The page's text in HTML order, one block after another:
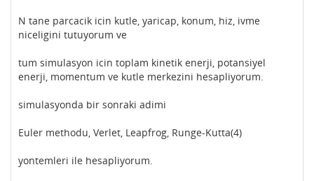
N tane parcacik icin kutle, yaricap, konum, hiz, ivme
niceligini tutuyorum ve
tum simulasyon icin toplam kinetik enerji, potansiyel
enerji, momentum ve kutle merkezini hesapliyorum.
simulasyonda bir sonraki adimi
Euler methodu, Verlet, Leapfrog, Runge-Kutta(4)
yontemleri ile hesapliyorum.